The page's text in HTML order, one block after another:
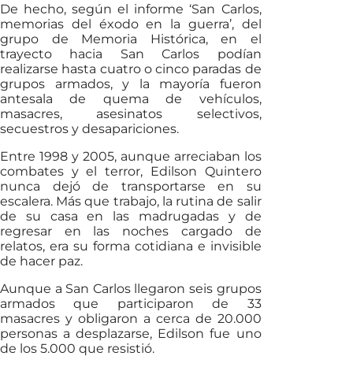
De hecho, según el informe ‘San Carlos,
memorias del éxodo en la guerra’, del
grupo de Memoria Histórica, en el
trayecto hacia San Carlos podían
realizarse hasta cuatro o cinco paradas de
grupos armados, y la mayoría fueron
antesala de quema de vehículos,
masacres, asesinatos selectivos,
secuestros y desapariciones.
Entre 1998 y 2005, aunque arreciaban los
combates y el terror, Edilson Quintero
nunca dejó de transportarse en su
escalera. Más que trabajo, la rutina de salir
de su casa en las madrugadas y de
regresar en las noches cargado de
relatos, era su forma cotidiana e invisible
de hacer paz.
Aunque a San Carlos llegaron seis grupos
armados que participaron de 33
masacres y obligaron a cerca de 20.000
personas a desplazarse, Edilson fue uno
de los 5.000 que resistió.